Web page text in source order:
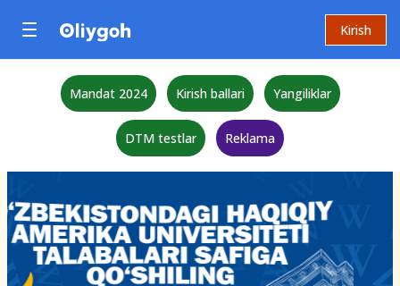
Kirish
Mandat 2024 Kirish ballari Yangiliklar
DTM testlar Reklama